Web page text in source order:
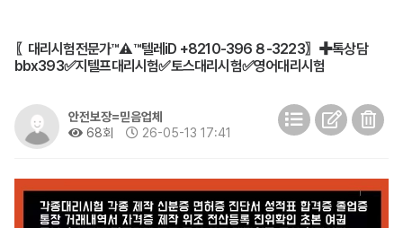
〖대리시험전문가™⚠️™텔레iD +8210-396８-3223〗✚톡상담
bbx393✅지텔프대리시험✅토스대리시험✅영어대리시험
안전보장=믿음업체
68회
26-05-13 17:41